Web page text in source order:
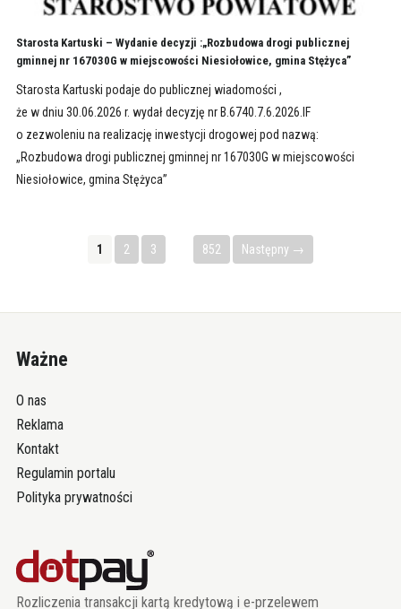
Starosta Kartuski – Wydanie decyzji :„Rozbudowa drogi publicznej
gminnej nr 167030G w miejscowości Niesiołowice, gmina Stężyca”
Starosta Kartuski podaje do publicznej wiadomości ,
że w dniu 30.06.2026 r. wydał decyzję nr B.6740.7.6.2026.IF
o zezwoleniu na realizację inwestycji drogowej pod nazwą:
„Rozbudowa drogi publicznej gminnej nr 167030G w miejscowości
Niesiołowice, gmina Stężyca”
1 2 3 852 Następny →
Ważne
O nas
Reklama
Kontakt
Regulamin portalu
Polityka prywatności
Rozliczenia transakcji kartą kredytową i e-przelewem